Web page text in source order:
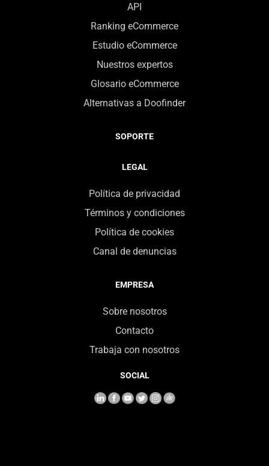
API
Ranking eCommerce
Estudio eCommerce
Nuestros expertos
Glosario eCommerce
Alternativas a Doofinder
SOPORTE
LEGAL
Política de privacidad
Términos y condiciones
Política de cookies
Canal de denuncias
EMPRESA
Sobre nosotros
Contacto
Trabaja con nosotros
SOCIAL